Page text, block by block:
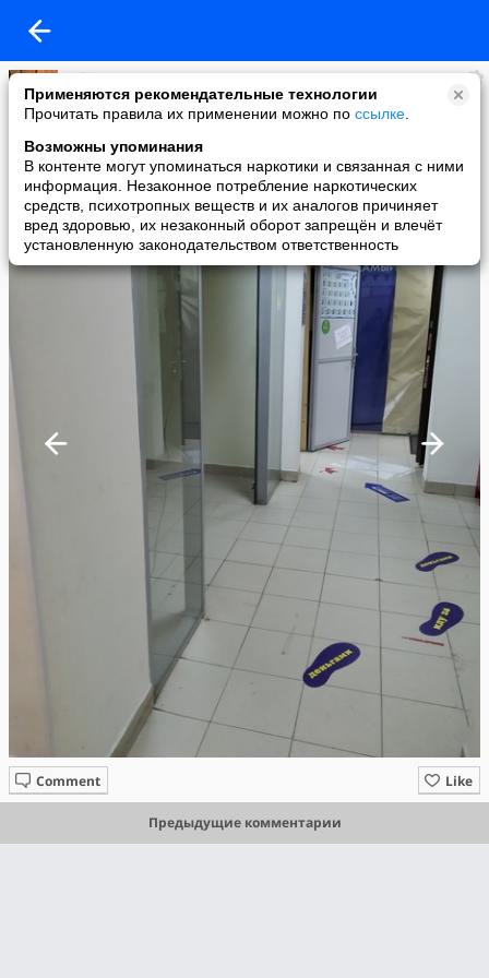
Применяются рекомендательные технологии
Прочитать правила их применении можно по ссылке
Возможны упоминания
В контенте могут упоминаться наркотики и связанная с ними
информация. Незаконное потребление наркотических
средств, психотропных веществ и их аналогов причиняет
вред здоровью, их незаконный оборот запрещён и влечёт
установленную законодательством ответственность
Yuliya
added a photo
22 Jun в 19:28
Like
Comment
Предыдущие комментарии